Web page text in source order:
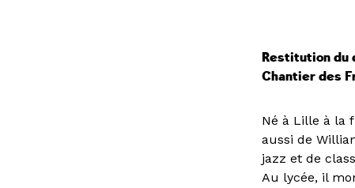
Restitution du
Chantier des
Né à Lille à la
aussi de
jazz et de
Au lycée, il